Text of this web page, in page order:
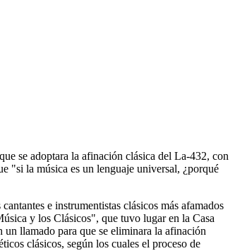
se adoptara la afinación clásica del La-432, con
"si la música es un lenguaje universal, ¿porqué
e instrumentistas clásicos más afamados
y los Clásicos", que tuvo lugar en la Casa
llamado para que se eliminara la afinación
clásicos, según los cuales el proceso de